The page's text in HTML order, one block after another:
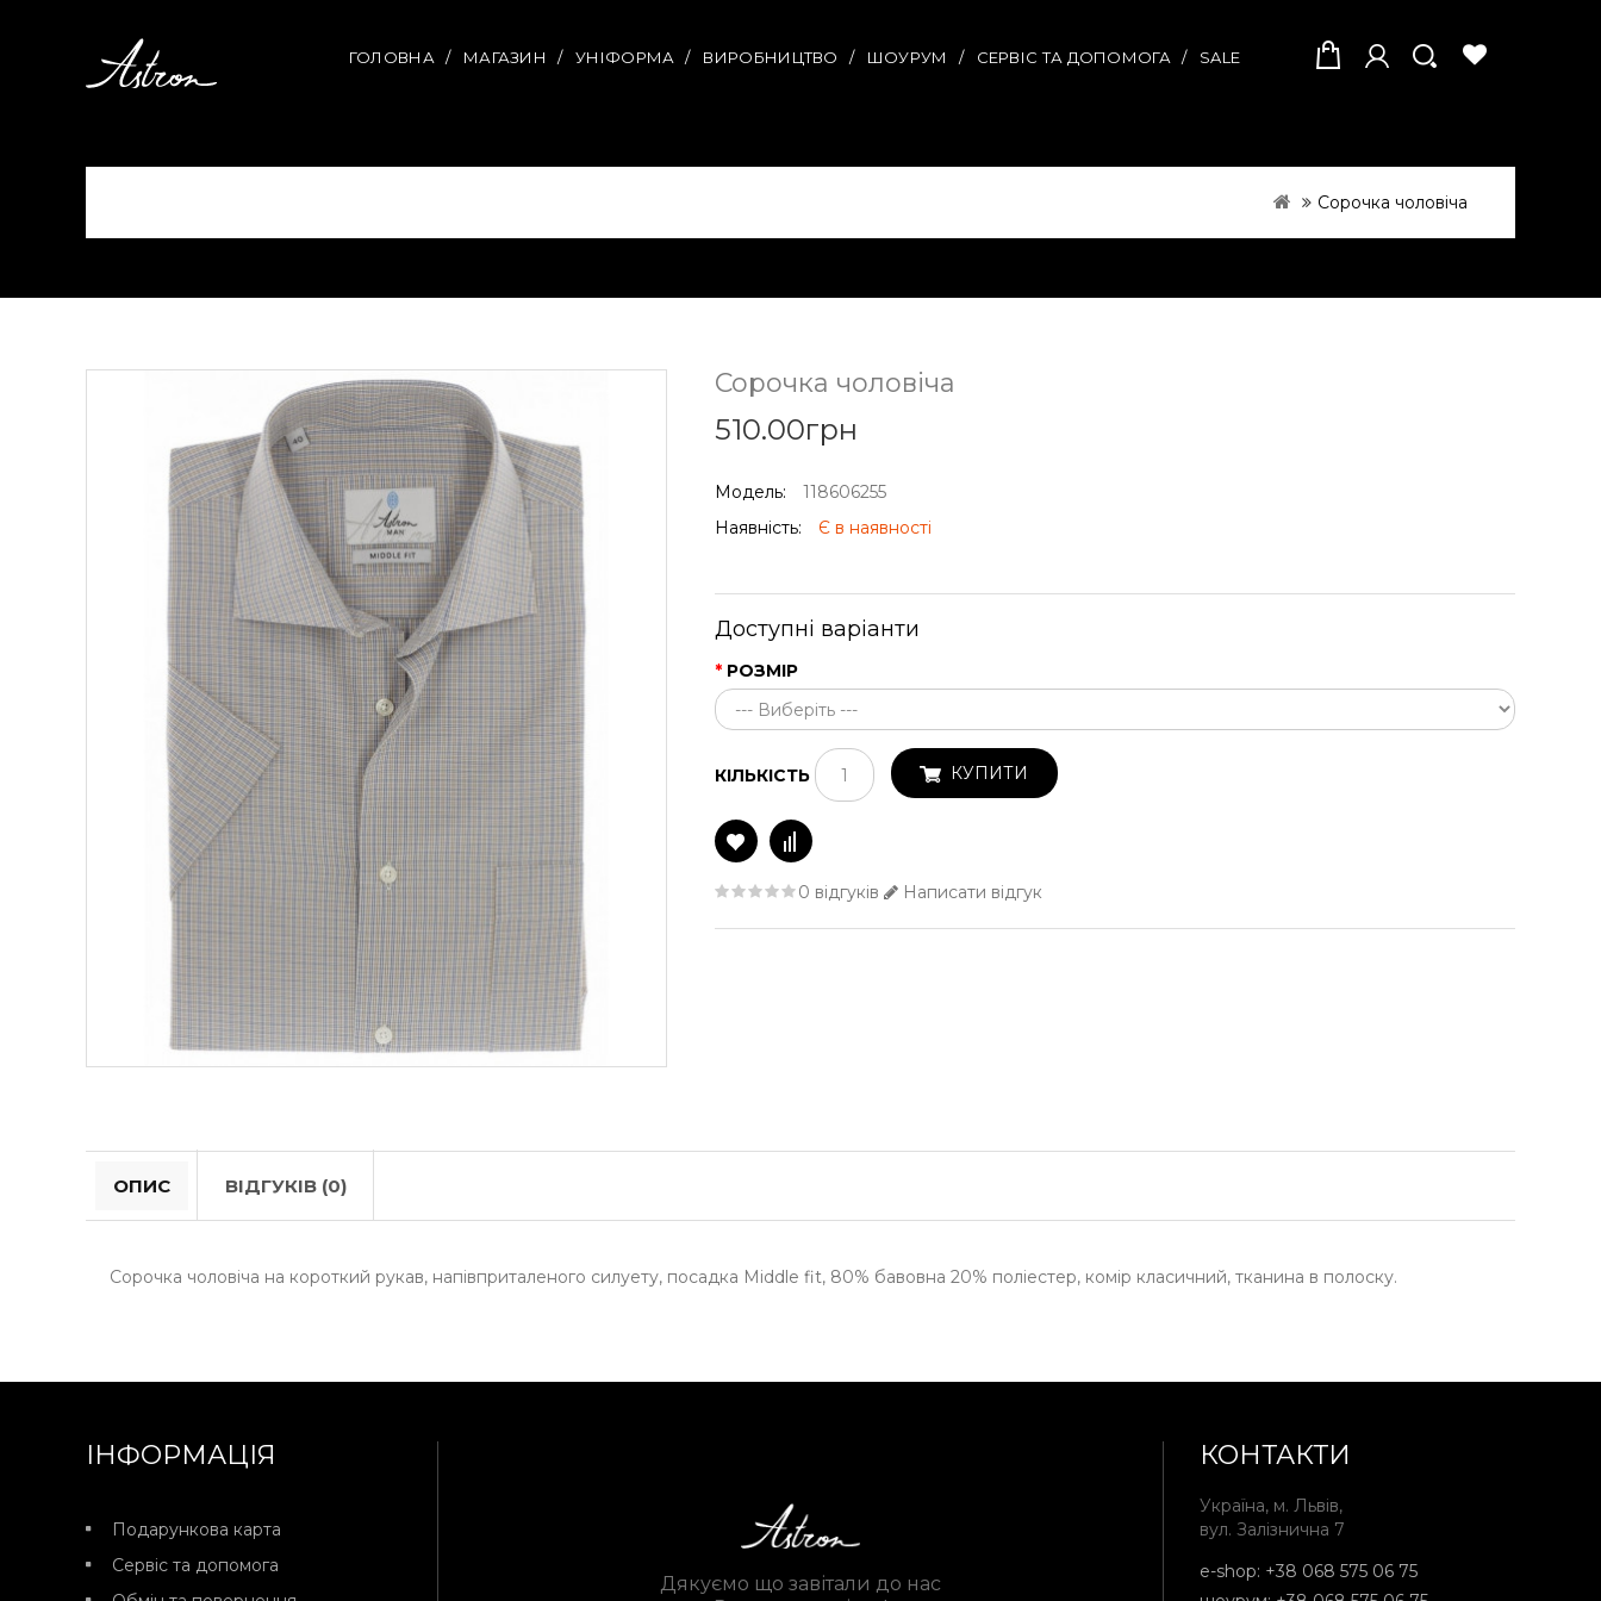
ГОЛОВНА МАГАЗИН УНІФОРМА ВИРОБНИЦТВО ШОУРУМ СЕРВІС ТА ДОПОМОГА SALE
Сорочка чоловіча
Сорочка чоловіча
510.00грн
Модель:
118606255
Наявність:
Є в наявності
Доступні варіанти
РОЗМІР
КІЛЬКІСТЬ КУПИТИ
0 відгуків Написати відгук
ОПИС ВІДГУКІВ (0)
Сорочка чоловіча на короткий рукав, напівприталеного силуету, посадка Middle fit, 80% бавовна 20% поліестер, комір класичний, тканина в полоску.
ІНФОРМАЦІЯ
Подарункова карта
Сервіс та допомога
Дякуємо що завітали до нас
КОНТАКТИ
Україна, м. Львів,
вул. Залізнична 7
e-shop: +38 068 575 06 75